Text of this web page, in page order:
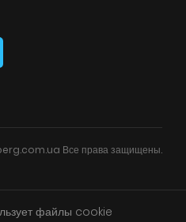
Все права защищены.
файлы cookie